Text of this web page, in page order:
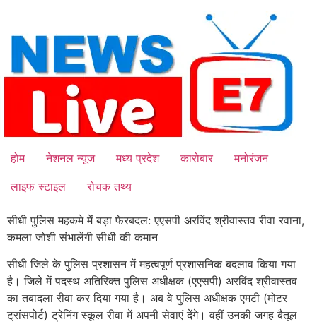
content
होम नेशनल न्यूज मध्य प्रदेश कारोबार
मनोरंजन
लाइफ स्टाइल
रोचक तथ्य
सीधी पुलिस महकमे में बड़ा फेरबदल: एएसपी अरविंद श्रीवास्तव रीवा रवाना,
कमला जोशी संभालेंगी सीधी की कमान
सीधी जिले के पुलिस प्रशासन में महत्वपूर्ण प्रशासनिक बदलाव किया गया
है। जिले में पदस्थ अतिरिक्त पुलिस अधीक्षक (एएसपी) अरविंद श्रीवास्तव
का तबादला रीवा कर दिया गया है। अब वे पुलिस अधीक्षक एमटी (मोटर
ट्रांसपोर्ट) ट्रेनिंग स्कूल रीवा में अपनी सेवाएं देंगे। वहीं उनकी जगह बैतूल